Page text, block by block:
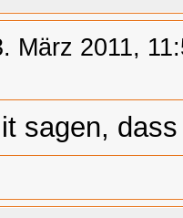
März 2011,
sagen,